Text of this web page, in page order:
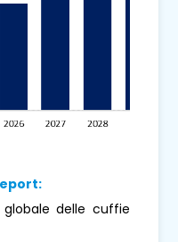
globale delle cuffie